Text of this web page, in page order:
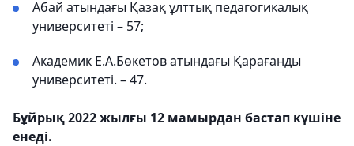
Абай атындағы Қазақ ұлттық педагогикалық
университеті – 57;
Академик Е.А.Бөкетов атындағы Қарағанды ​​
университеті. – 47.
Бұйрық 2022 жылғы 12 мамырдан бастап күшіне
енеді.